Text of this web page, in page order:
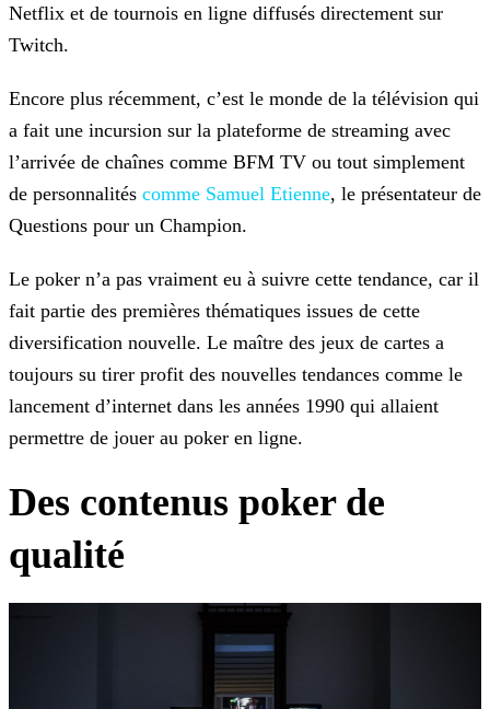
Netflix et de tournois en ligne diffusés directement sur
Twitch.
Encore plus récemment, c’est le monde de la télévision qui
a fait une incursion sur la plateforme de streaming avec
l’arrivée de chaînes comme BFM TV ou tout simplement
de personnalités comme Samuel Etienne, le présentateur de
Questions pour un Champion.
Le poker n’a pas vraiment eu à suivre cette tendance, car il
fait partie des premières thématiques issues de cette
diversification nouvelle. Le maître des jeux de cartes a
toujours su tirer profit des nouvelles tendances comme le
lancement d’internet dans les années 1990 qui allaient
permettre de jouer au poker en ligne.
Des contenus poker de
qualité